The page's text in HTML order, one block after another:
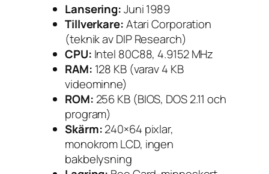
Lansering:Juni 1989
Tillverkare:Atari Corporation
(teknik av DIP Research)
CPU: Intel 80C88, 4.9152 MHz
RAM: 128 KB (varav 4 KB
videominne)
ROM: 256 KB (BIOS, DOS 2.11 och
program)
Skärm:240×64 pixlar,
monokrom LCD, ingen
bakbelysning